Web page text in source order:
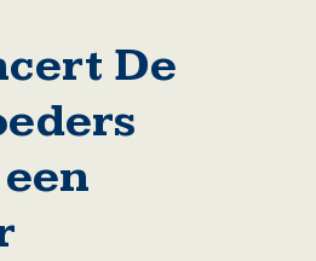
De